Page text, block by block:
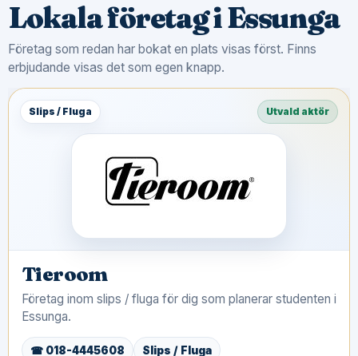
Lokala företag i Essunga
Företag som redan har bokat en plats visas först. Finns
erbjudande visas det som egen knapp.
Slips / Fluga Utvald aktör
Tieroom
Företag inom slips / fluga för dig som planerar studenten i
Essunga.
☎ 018-4445608 Slips / Fluga